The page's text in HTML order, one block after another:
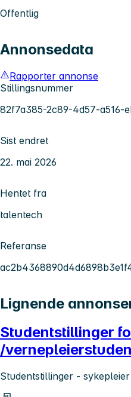
Offentlig
Annonsedata
Rapporter annonse
Stillingsnummer
82f7a385-2c89-4d57-a516-
Sist endret
22. mai 2026
Hentet fra
talentech
Referanse
Lignende
Studentstillinger
/
Studentstillinger -